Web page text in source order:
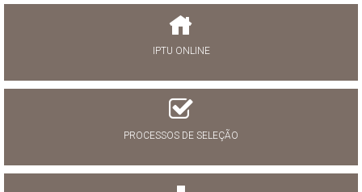
IPTU ONLINE
PROCESSOS DE SELEÇÃO